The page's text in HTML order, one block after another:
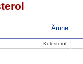
Ämne
Kolesterol